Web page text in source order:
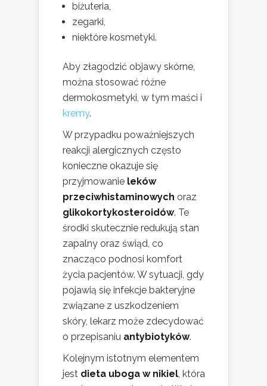
biżuteria,
zegarki,
niektóre kosmetyki.
Aby złagodzić objawy skórne,
można stosować różne
dermokosmetyki, w tym maści i
kremy.
W przypadku poważniejszych
reakcji alergicznych często
konieczne okazuje się
przyjmowanie leków
przeciwhistaminowych oraz
glikokortykosteroidów. Te
środki skutecznie redukują stan
zapalny oraz świąd, co
znacząco podnosi komfort
życia pacjentów. W sytuacji, gdy
pojawią się infekcje bakteryjne
związane z uszkodzeniem
skóry, lekarz może zdecydować
o przepisaniu antybiotyków.
Kolejnym istotnym elementem
jest dieta uboga w nikiel, która